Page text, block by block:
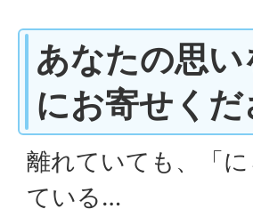
あなたの思
にお寄せくだ
離れていても、「
ている…